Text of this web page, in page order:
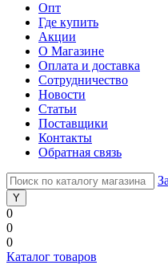
Опт
Где купить
Акции
О Магазине
Оплата и доставка
Сотрудничество
Новости
Статьи
Поставщики
Контакты
Обратная связь
0
0
0
Каталог товаров